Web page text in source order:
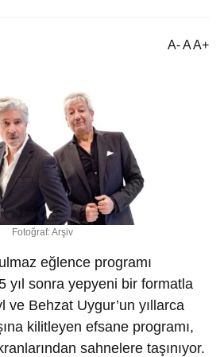
A- A A+
Fotoğraf: Arşiv
eğlence programı
yıl sonra yepyeni bir formatla
ve Behzat Uygur’un yıllarca
kilitleyen efsane programı,
sahnelere taşınıyor.